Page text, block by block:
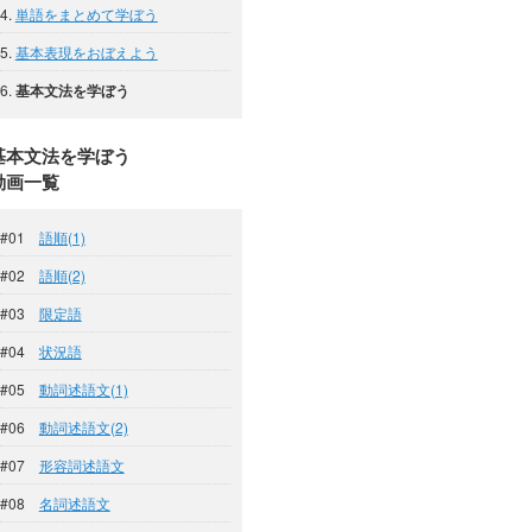
4. 単語をまとめて学ぼう
5. 基本表現をおぼえよう
6. 基本文法を学ぼう
本文法を学ぼう
画一覧
#01 語順(1)
#02 語順(2)
#03 限定語
#04 状況語
#05 動詞述語文(1)
#06 動詞述語文(2)
#07 形容詞述語文
#08 名詞述語文